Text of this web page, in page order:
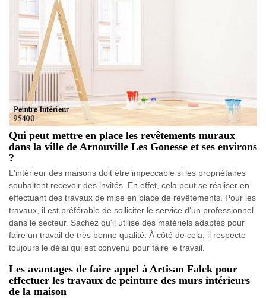
Qui peut mettre en place les revêtements muraux
dans la ville de Arnouville Les Gonesse et ses environs
?
L'intérieur des maisons doit être impeccable si les propriétaires
souhaitent recevoir des invités. En effet, cela peut se réaliser en
effectuant des travaux de mise en place de revêtements. Pour les
travaux, il est préférable de solliciter le service d'un professionnel
dans le secteur. Sachez qu'il utilise des matériels adaptés pour
faire un travail de très bonne qualité. À côté de cela, il respecte
toujours le délai qui est convenu pour faire le travail.
Les avantages de faire appel à Artisan Falck pour
effectuer les travaux de peinture des murs intérieurs
de la maison